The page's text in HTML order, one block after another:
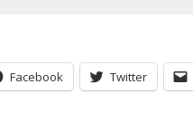
Facebook Twitter